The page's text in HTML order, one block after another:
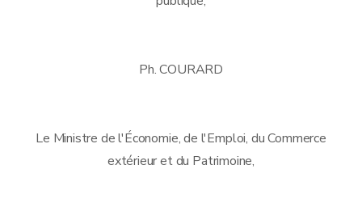
Ph. COURARD
Le Ministre de l'Économie, de l'Emploi, du Commerce
extérieur et du Patrimoine,